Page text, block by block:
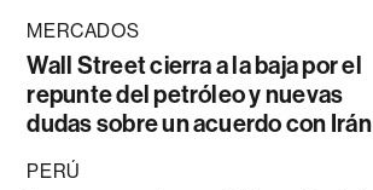
MERCADOS
Wall Street cierra a la baja por el
repunte del petróleo y nuevas
dudas sobre un acuerdo con Irán
PERÚ